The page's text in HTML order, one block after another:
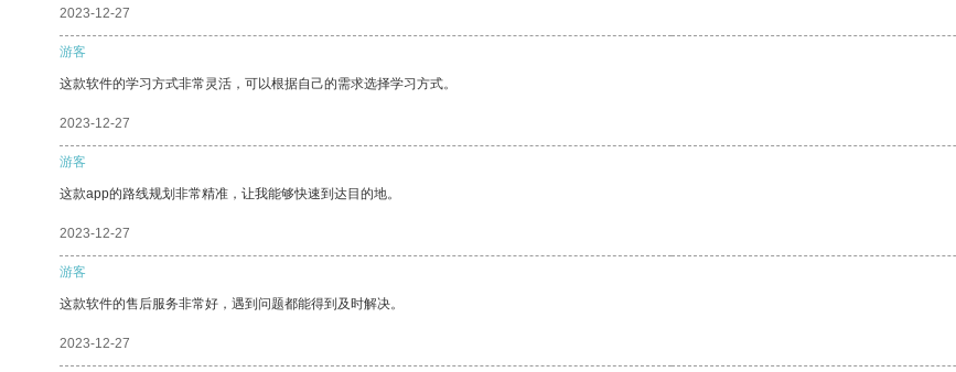
2023-12-27
游客
这款软件的学习方式非常灵活，可以根据自己的需求选择学习方式。
2023-12-27
游客
这款app的路线规划非常精准，让我能够快速到达目的地。
2023-12-27
游客
这款软件的售后服务非常好，遇到问题都能得到及时解决。
2023-12-27